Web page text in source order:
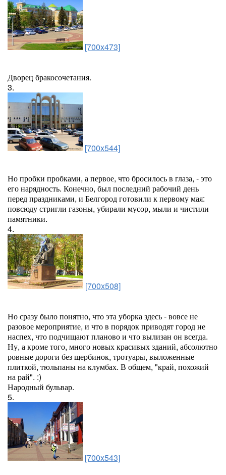
[700x473]
Дворец бракосочетания.
3.
[700x544]
Но пробки пробками, а первое, что бросилось в глаза, - это
его нарядность. Конечно, был последний рабочий день
перед праздниками, и Белгород готовили к первому мая:
повсюду стригли газоны, убирали мусор, мыли и чистили
памятники.
4.
[700x508]
Но сразу было понятно, что эта уборка здесь - вовсе не
разовое мероприятие, и что в порядок приводят город не
наспех, что подчищают планово и что вылизан он всегда.
Ну, а кроме того, много новых красивых зданий, абсолютно
ровные дороги без щербинок, тротуары, выложенные
плиткой, тюльпаны на клумбах. В общем, "край, похожий
на рай". :)
Народный бульвар.
5.
[700x543]